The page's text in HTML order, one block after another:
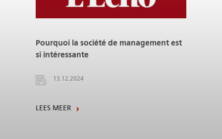
Pourquoi la société de management est
si intéressante
13.12.2024
LEES MEER